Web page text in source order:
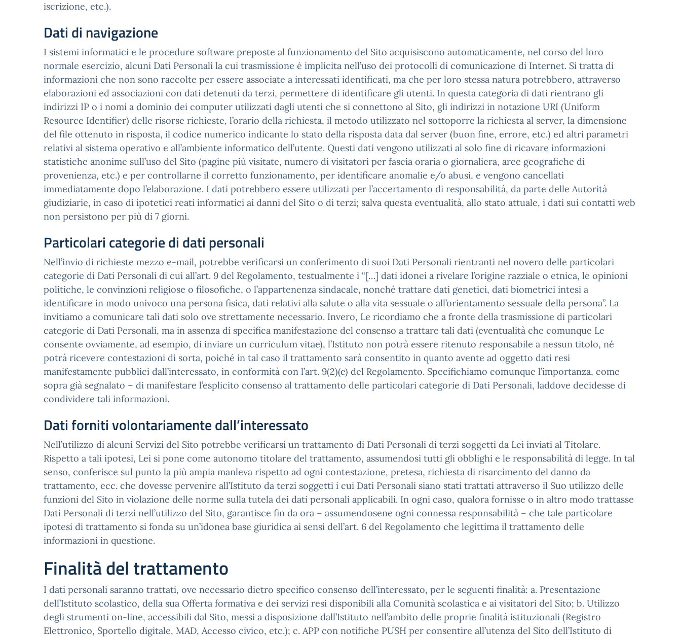
iscrizione, etc.).
Dati di navigazione
I sistemi informatici e le procedure software preposte al funzionamento del Sito acquisiscono automaticamente, nel corso del loro
normale esercizio, alcuni Dati Personali la cui trasmissione è implicita nell’uso dei protocolli di comunicazione di Internet. Si tratta di
informazioni che non sono raccolte per essere associate a interessati identificati, ma che per loro stessa natura potrebbero, attraverso
elaborazioni ed associazioni con dati detenuti da terzi, permettere di identificare gli utenti. In questa categoria di dati rientrano gli
indirizzi IP o i nomi a dominio dei computer utilizzati dagli utenti che si connettono al Sito, gli indirizzi in notazione URI (Uniform
Resource Identifier) delle risorse richieste, l’orario della richiesta, il metodo utilizzato nel sottoporre la richiesta al server, la dimensione
del file ottenuto in risposta, il codice numerico indicante lo stato della risposta data dal server (buon fine, errore, etc.) ed altri parametri
relativi al sistema operativo e all’ambiente informatico dell’utente. Questi dati vengono utilizzati al solo fine di ricavare informazioni
statistiche anonime sull’uso del Sito (pagine più visitate, numero di visitatori per fascia oraria o giornaliera, aree geografiche di
provenienza, etc.) e per controllarne il corretto funzionamento, per identificare anomalie e/o abusi, e vengono cancellati
immediatamente dopo l’elaborazione. I dati potrebbero essere utilizzati per l’accertamento di responsabilità, da parte delle Autorità
giudiziarie, in caso di ipotetici reati informatici ai danni del Sito o di terzi; salva questa eventualità, allo stato attuale, i dati sui contatti web
non persistono per più di 7 giorni.
Particolari categorie di dati personali
Nell’invio di richieste mezzo e-mail, potrebbe verificarsi un conferimento di suoi Dati Personali rientranti nel novero delle particolari
categorie di Dati Personali di cui all’art. 9 del Regolamento, testualmente i “[…] dati idonei a rivelare l’origine razziale o etnica, le opinioni
politiche, le convinzioni religiose o filosofiche, o l’appartenenza sindacale, nonché trattare dati genetici, dati biometrici intesi a
identificare in modo univoco una persona fisica, dati relativi alla salute o alla vita sessuale o all’orientamento sessuale della persona”. La
invitiamo a comunicare tali dati solo ove strettamente necessario. Invero, Le ricordiamo che a fronte della trasmissione di particolari
categorie di Dati Personali, ma in assenza di specifica manifestazione del consenso a trattare tali dati (eventualità che comunque Le
consente ovviamente, ad esempio, di inviare un curriculum vitae), l’Istituto non potrà essere ritenuto responsabile a nessun titolo, né
potrà ricevere contestazioni di sorta, poiché in tal caso il trattamento sarà consentito in quanto avente ad oggetto dati resi
manifestamente pubblici dall’interessato, in conformità con l’art. 9(2)(e) del Regolamento. Specifichiamo comunque l’importanza, come
sopra già segnalato – di manifestare l’esplicito consenso al trattamento delle particolari categorie di Dati Personali, laddove decidesse di
condividere tali informazioni.
Dati forniti volontariamente dall’interessato
Nell’utilizzo di alcuni Servizi del Sito potrebbe verificarsi un trattamento di Dati Personali di terzi soggetti da Lei inviati al Titolare.
Rispetto a tali ipotesi, Lei si pone come autonomo titolare del trattamento, assumendosi tutti gli obblighi e le responsabilità di legge. In tal
senso, conferisce sul punto la più ampia manleva rispetto ad ogni contestazione, pretesa, richiesta di risarcimento del danno da
trattamento, ecc. che dovesse pervenire all’Istituto da terzi soggetti i cui Dati Personali siano stati trattati attraverso il Suo utilizzo delle
funzioni del Sito in violazione delle norme sulla tutela dei dati personali applicabili. In ogni caso, qualora fornisse o in altro modo trattasse
Dati Personali di terzi nell’utilizzo del Sito, garantisce fin da ora – assumendosene ogni connessa responsabilità – che tale particolare
ipotesi di trattamento si fonda su un’idonea base giuridica ai sensi dell’art. 6 del Regolamento che legittima il trattamento delle
informazioni in questione.
Finalità del trattamento
I dati personali saranno trattati, ove necessario dietro specifico consenso dell’interessato, per le seguenti finalità: a. Presentazione
dell’Istituto scolastico, della sua Offerta formativa e dei servizi resi disponibili alla Comunità scolastica e ai visitatori del Sito; b. Utilizzo
degli strumenti on-line, accessibili dal Sito, messi a disposizione dall’Istituto nell’ambito delle proprie finalità istituzionali (Registro
Elettronico, Sportello digitale, MAD, Accesso civico, etc.); c. APP con notifiche PUSH per consentire all’utenza del Sito dell’Istituto di